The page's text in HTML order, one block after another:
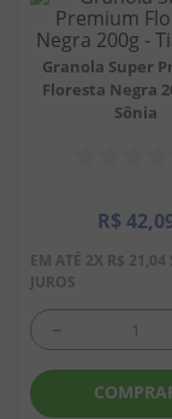
Granola Super
Floresta Negra
Sônia
R$ 42,
EM ATÉ 2X R$ 21,04
JUROS
－